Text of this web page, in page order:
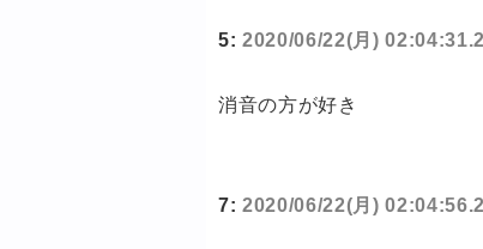
5: 2020/06/22(月)
消音の方が好き
7: 2020/06/22(月)